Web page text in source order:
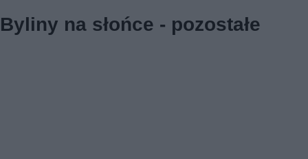
Byliny na słońce - pozostałe